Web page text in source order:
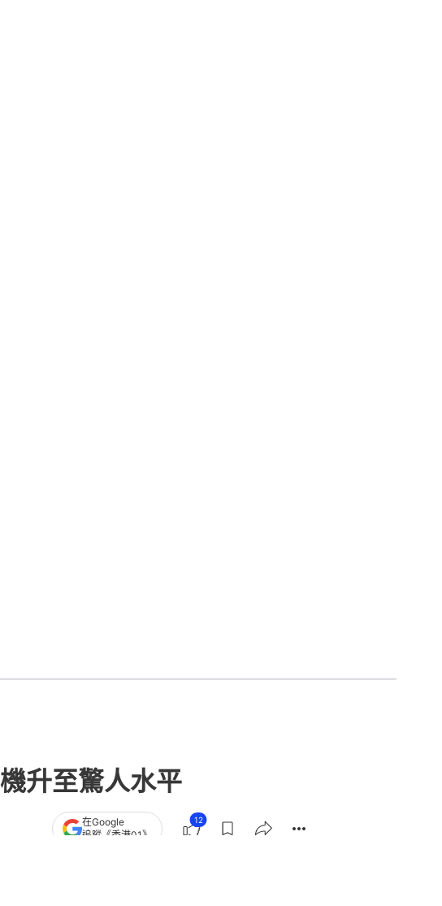
升至驚人水平
在Google
追蹤《香港01》
12